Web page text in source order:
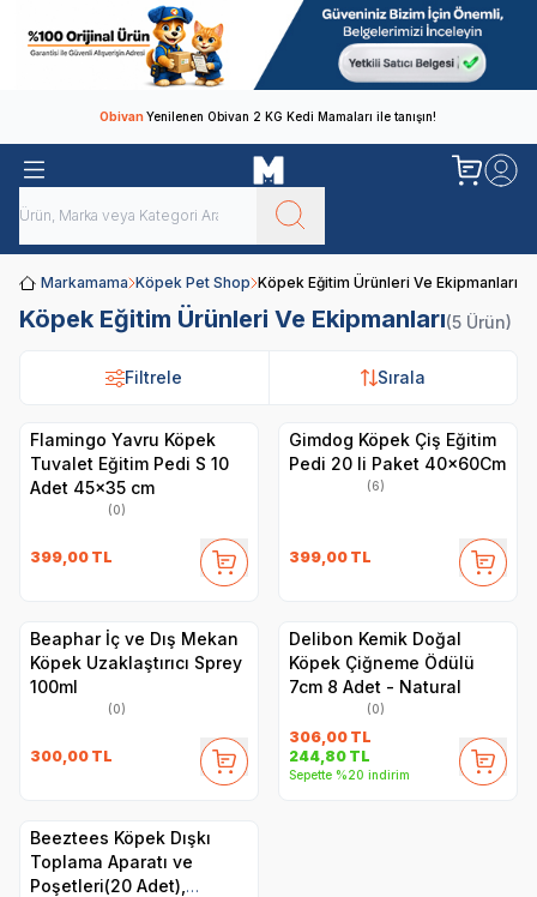
ObivanYenilenen Obivan 2 KG Kedi Mamaları ile tanışın!
Markamama Köpek Pet Shop Köpek Eğitim Ürünleri Ve Ekipmanları
Köpek Eğitim Ürünleri Ve Ekipmanları(5 Ürün)
Filtrele Sırala
Filtrele Sırala
Flamingo Yavru Köpek
Tuvalet Eğitim Pedi S 10
Adet 45x35 cm
(0)
399,00 TL
Gimdog Köpek Çiş Eğitim
Pedi 20 li Paket 40x60Cm
(6)
399,00 TL
Beaphar İç ve Dış Mekan
Köpek Uzaklaştırıcı Sprey
100ml
(0)
300,00 TL
Delibon Kemik Doğal
Köpek Çiğneme Ödülü
7cm 8 Adet - Natural
(0)
306,00 TL
244,80 TL
Sepette %20 indirim
Beeztees Köpek Dışkı
Toplama Aparatı ve
Poşetleri(20 Adet),